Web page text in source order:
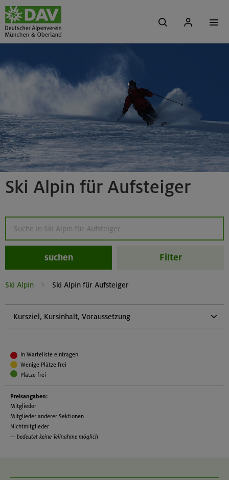
Ski Alpin für Aufsteiger
suchen Filter
Ski Alpin Ski Alpin für Aufsteiger
Kursziel, Kursinhalt, Voraussetzung
variabler Spuranlage auf allen roten Pisten
Kursinhalt:
Kurvenwechsel verbessern inkl. Stockeinsatz
Grundposition stabilisieren und sichern
Paralleles Kurvenfahren mit variabler Spuranlage
Kurvensteuerung verbessern
In Warteliste eintragen
Wenige Plätze frei
Plätze frei
Preisangaben:
Mitglieder
Mitglieder anderer Sektionen
Nichtmitglieder
— bedeutet keine Teilnahme möglich